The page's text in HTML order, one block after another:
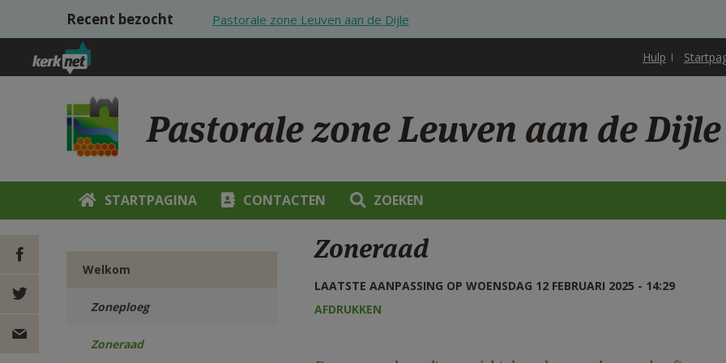
Overslaan en naar de inhoud gaan
Recent bezocht Pastorale zone Leuven aan de Dijle
Hulp
Pastorale zone Leuven aan de Dijle
STARTPAGINA CONTACTEN ZOEKEN
DEEL OP
FACEBOOK
DEEL OP
Welkom
Zoneploeg
Zoneraad
Zoneraad
LAATSTE AANPASSING OP WOENSDAG 12 FEBRUARI 2025 - 14:29
AFDRUKKEN